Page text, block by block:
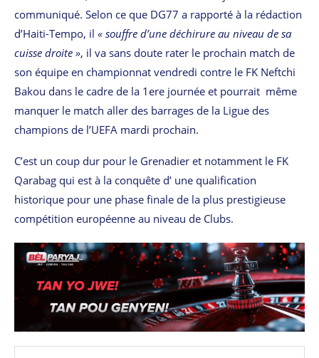
communiqué. Selon ce que DG77 a rapporté à la rédaction
d’Haiti-Tempo, il « souffre d’une déchirure au niveau de sa
cuisse droite », il va sans doute rater le prochain match de
son équipe en championnat vendredi contre le FK Neftchi
Bakou dans le cadre de la 1ere journée et pourrait même
manquer le match aller des barrages de la Ligue des
champions de l’UEFA mardi prochain.
C’est un coup dur pour le Grenadier et notamment le FK
Qarabag qui est à la conquête d’ une qualification
historique pour une phase finale de la plus prestigieuse
compétition européenne au niveau de Clubs.